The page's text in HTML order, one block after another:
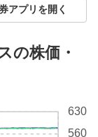
アプリを開く
の株価・
560
630